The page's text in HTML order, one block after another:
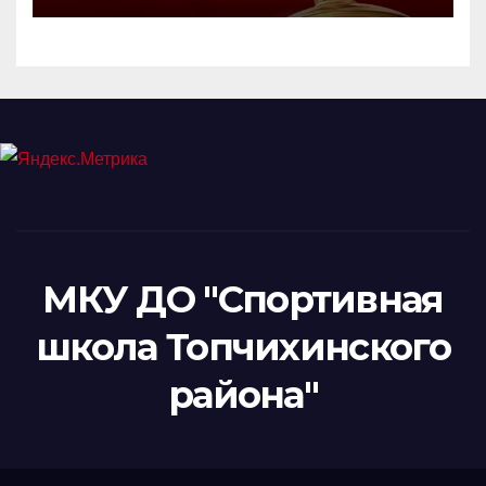
МКУ ДО "Спортивная
школа Топчихинского
района"